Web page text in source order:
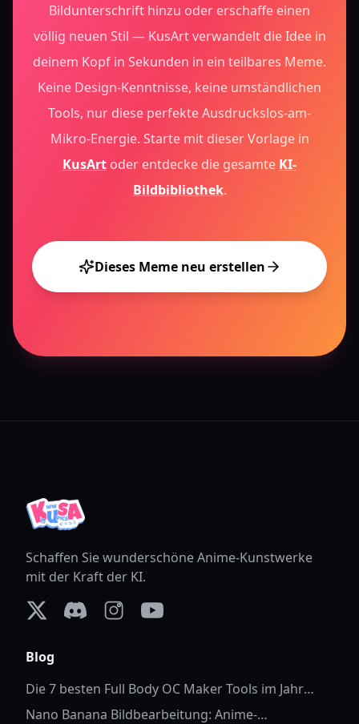
Bildunterschrift hinzu oder erschaffe einen
völlig neuen Stil — KusArt verwandelt die Idee in
deinem Kopf in Sekunden in ein teilbares Meme.
Keine Design-Kenntnisse, keine umständlichen
Tools, nur diese perfekte Ausdruckslos-am-
Mikro-Energie. Starte mit dieser Vorlage in
KusArt oder entdecke die gesamte KI-
Bildbibliothek.
Dieses Meme neu erstellen
Schaffen Sie wunderschöne Anime-Kunstwerke
mit der Kraft der KI.
Blog
Die 7 besten Full Body OC Maker Tools im Jahr
2026
Nano Banana Bildbearbeitung: Anime-